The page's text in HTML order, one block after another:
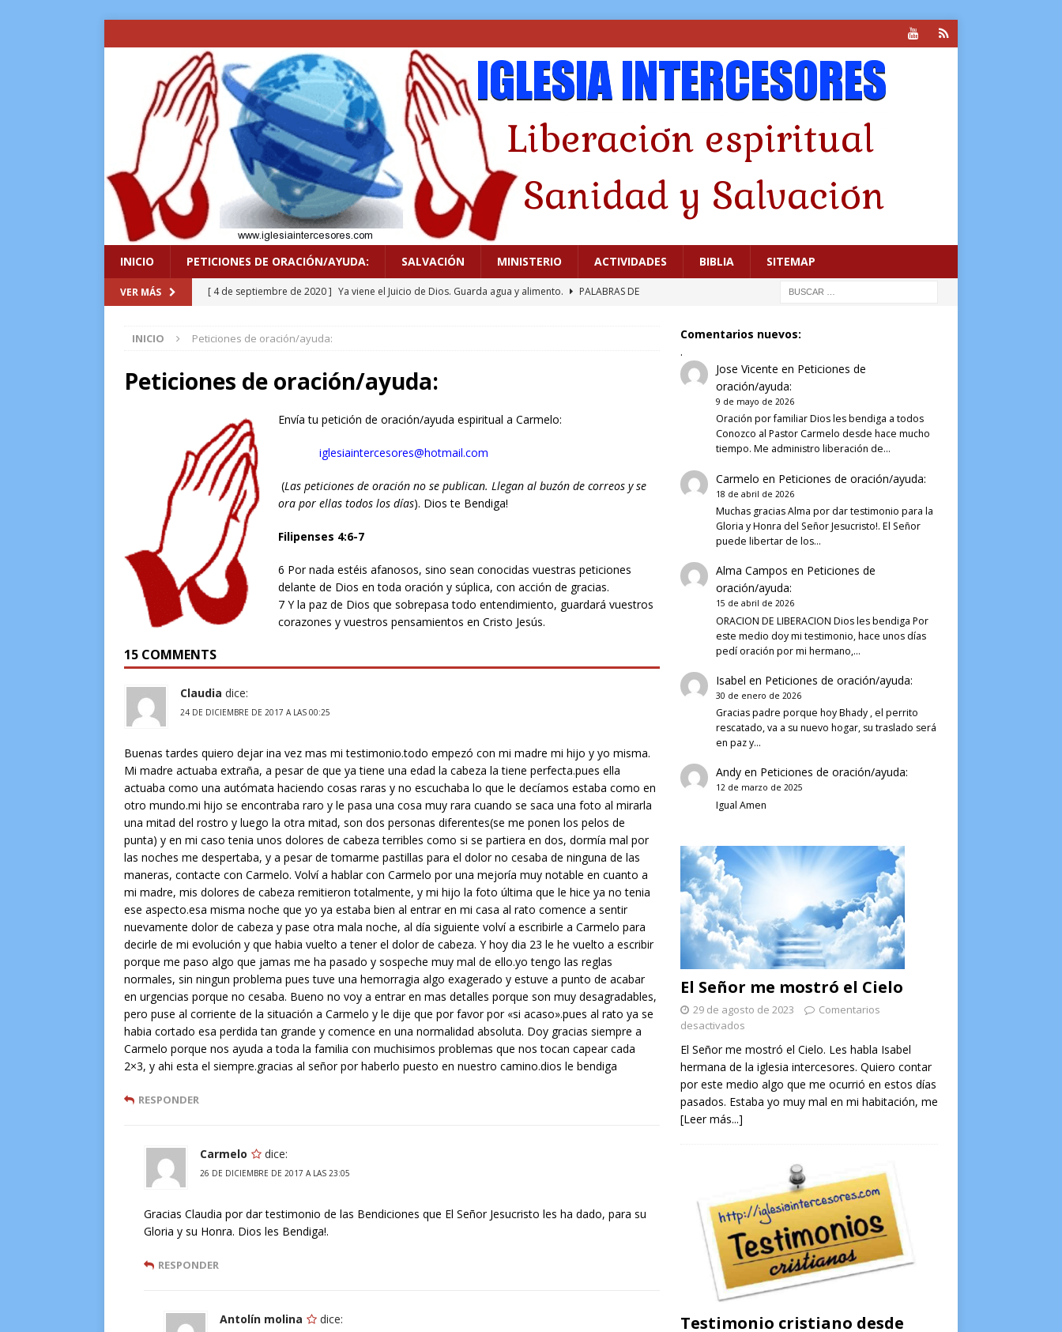
INICIO PETICIONES DE ORACIÓN/AYUDA: SALVACIÓN MINISTERIO ACTIVIDADES BIBLIA SITEMAP
VER MÁS [ 4 de septiembre de 2020 ] Ya viene el Juicio de Dios. Guarda agua y alimento.
PALABRAS DE
[ 8 de enero de 2017 ] Lo sacrificado a los ídolos
[ 28 de junio de 2016 ]
Testimonio cristiano desde Tenerife
Liberacion espiritual
[ 29 de agosto de 2023 ] El Señor me mostró el Cielo TESTIMONIOS CRISTIANOS
INICIO Peticiones de oración/ayuda:
Peticiones de oración/ayuda:
Envía tu petición de oración/ayuda espiritual a Carmelo:
iglesiaintercesores@hotmail.com
(Las peticiones de oración no se publican. Llegan al buzón de correos y se
ora por ellas todos los días). Dios te Bendiga!
Filipenses 4:6-7
6 Por nada estéis afanosos, sino sean conocidas vuestras peticiones
delante de Dios en toda oración y súplica, con acción de gracias.
7 Y la paz de Dios que sobrepasa todo entendimiento, guardará vuestros
corazones y vuestros pensamientos en Cristo Jesús.
15 COMMENTS
Claudia dice:
24 DE DICIEMBRE DE 2017 A LAS 00:25
Buenas tardes quiero dejar ina vez mas mi testimonio.todo empezó con mi madre mi hijo y yo misma.
Mi madre actuaba extraña, a pesar de que ya tiene una edad la cabeza la tiene perfecta.pues ella
actuaba como una autómata haciendo cosas raras y no escuchaba lo que le decíamos estaba como en
otro mundo.mi hijo se encontraba raro y le pasa una cosa muy rara cuando se saca una foto al mirarla
una mitad del rostro y luego la otra mitad, son dos personas diferentes(se me ponen los pelos de
punta) y en mi caso tenia unos dolores de cabeza terribles como si se partiera en dos, dormía mal por
las noches me despertaba, y a pesar de tomarme pastillas para el dolor no cesaba de ninguna de las
maneras, contacte con Carmelo. Volví a hablar con Carmelo por una mejoría muy notable en cuanto a
mi madre, mis dolores de cabeza remitieron totalmente, y mi hijo la foto última que le hice ya no tenia
ese aspecto.esa misma noche que yo ya estaba bien al entrar en mi casa al rato comence a sentir
nuevamente dolor de cabeza y pase otra mala noche, al día siguiente volví a escribirle a Carmelo para
decirle de mi evolución y que habia vuelto a tener el dolor de cabeza. Y hoy dia 23 le he vuelto a escribir
porque me paso algo que jamas me ha pasado y sospeche muy mal de ello.yo tengo las reglas
normales, sin ningun problema pues tuve una hemorragia algo exagerado y estuve a punto de acabar
en urgencias porque no cesaba. Bueno no voy a entrar en mas detalles porque son muy desagradables,
pero puse al corriente de la situación a Carmelo y le dije que por favor por «si acaso».pues al rato ya se
habia cortado esa perdida tan grande y comence en una normalidad absoluta. Doy gracias siempre a
Carmelo porque nos ayuda a toda la familia con muchisimos problemas que nos tocan capear cada
2×3, y ahi esta el siempre.gracias al señor por haberlo puesto en nuestro camino.dios le bendiga
RESPONDER
Carmelo dice:
26 DE DICIEMBRE DE 2017 A LAS 23:05
Gracias Claudia por dar testimonio de las Bendiciones que El Señor Jesucristo les ha dado, para su
Gloria y su Honra. Dios les Bendiga!.
RESPONDER
Antolín molina dice:
Comentarios nuevos:
.
Jose Vicente en Peticiones de
oración/ayuda:
9 de mayo de 2026
Oración por familiar Dios les bendiga a todos
Conozco al Pastor Carmelo desde hace mucho
tiempo. Me administro liberación de…
Carmelo en Peticiones de oración/ayuda:
18 de abril de 2026
Muchas gracias Alma por dar testimonio para la
Gloria y Honra del Señor Jesucristo!. El Señor
puede libertar de los…
Alma Campos en Peticiones de
oración/ayuda:
15 de abril de 2026
ORACION DE LIBERACION Dios les bendiga Por
este medio doy mi testimonio, hace unos días
pedí oración por mi hermano,…
Isabel en Peticiones de oración/ayuda:
30 de enero de 2026
Gracias padre porque hoy Bhady , el perrito
rescatado, va a su nuevo hogar, su traslado será
en paz y…
Andy en Peticiones de oración/ayuda:
12 de marzo de 2025
Igual Amen
El Señor me mostró el Cielo
29 de agosto de 2023
Comentarios
desactivados
El Señor me mostró el Cielo. Les habla Isabel
hermana de la iglesia intercesores. Quiero contar
por este medio algo que me ocurrió en estos días
pasados. Estaba yo muy mal en mi habitación, me
[Leer más...]
Testimonio cristiano desde